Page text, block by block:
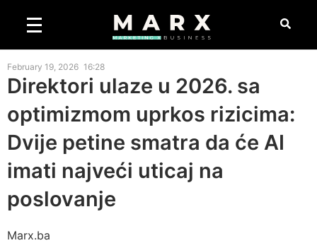
February 19, 2026 16:28
Direktori ulaze u 2026. sa
optimizmom uprkos rizicima:
Dvije petine smatra da će AI
imati najveći uticaj na
poslovanje
Marx.ba